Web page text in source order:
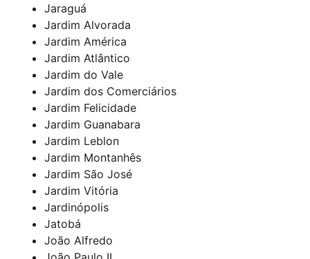
Jaraguá
Jardim Alvorada
Jardim América
Jardim Atlântico
Jardim do Vale
Jardim dos Comerciários
Jardim Felicidade
Jardim Guanabara
Jardim Leblon
Jardim Montanhês
Jardim São José
Jardim Vitória
Jardinópolis
Jatobá
João Alfredo